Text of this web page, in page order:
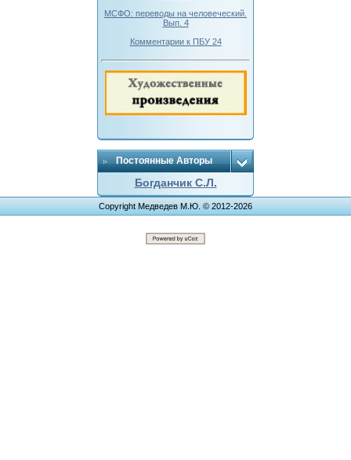
МСФО: переводы на человеческий.
Вып. 4
Комментарии к ПБУ 24
Постоянные Авторы
Богданчик С.Л.
Copyright Медведев М.Ю. © 2012-2026